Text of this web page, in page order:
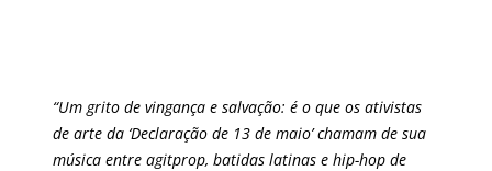
“Um grito de vingança e salvação: é o que os ativistas
de arte da ‘Declaração de 13 de maio’ chamam de sua
música entre agitprop, batidas latinas e hip-hop de